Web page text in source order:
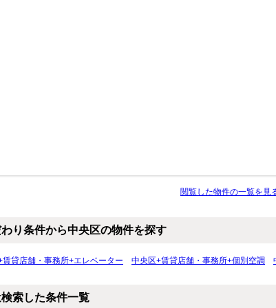
閲覧した物件の一覧を見
わり条件から中央区の物件を探す
賃貸店舗・事務所+エレベーター 中央区+賃貸店舗・事務所+個別空調
索した条件一覧